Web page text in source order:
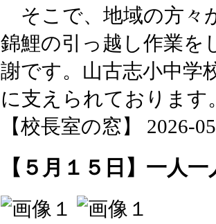
そこで、地域の方々
錦鯉の引っ越し作業を
謝です。山古志小中学
に支えられております
【校長室の窓】 2026-
【５月１５日】一人